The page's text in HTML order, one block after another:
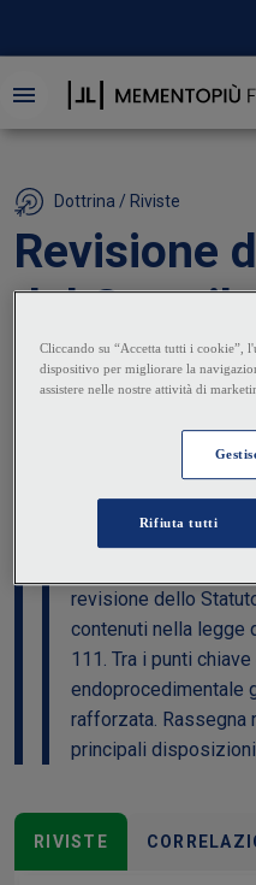
Dottrina / Riviste
Revisione
del
recepiti i
della
Massimo
revisione dello
contenuti nella legge
111. Tra i punti
endoprocedimentale
rafforzata. Rassegna
principali
RIVISTE